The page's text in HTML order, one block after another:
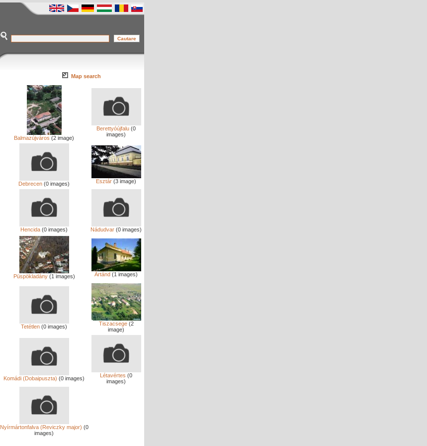
Map search
Balmazújváros (2 image)
Berettyóújfalu (0
images)
Debrecen (0 images) Esztár (3 image)
Hencida (0 images) Nádudvar (0 images)
Püspökladány(1 images) Ártánd (1 images)
Tetétlen (0 images) Tiszacsege(2
image)
Komádi (Dobaipuszta) (0 images) Létavértes (0
images)
Nyírmártonfalva (Reviczky major) (0
images)